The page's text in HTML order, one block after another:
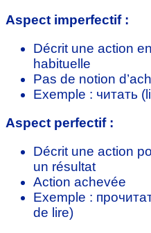
Aspect imperfectif :
Décrit une action
habituelle
Pas de notion
Exemple : читать
Aspect perfectif :
Décrit une action
un résultat
Action achevée
Exemple :
de lire)